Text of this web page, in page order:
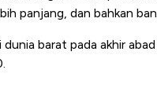
panjang, dan bahkan
barat pada akhir